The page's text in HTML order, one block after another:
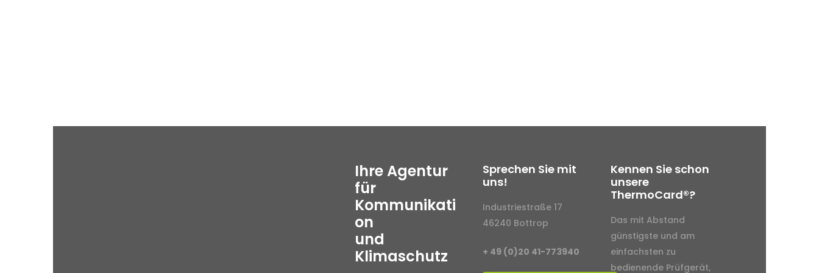
Ihre Agentur
für
Kommunikati
on
und
Klimaschutz
Sprechen Sie mit
uns!
Industriestraße 17
46240 Bottrop
+ 49 (0)20 41-773940
Kennen Sie schon
unsere
ThermoCard®?
Das mit Abstand
günstigste und am
einfachsten zu
bedienende Prüfgerät,